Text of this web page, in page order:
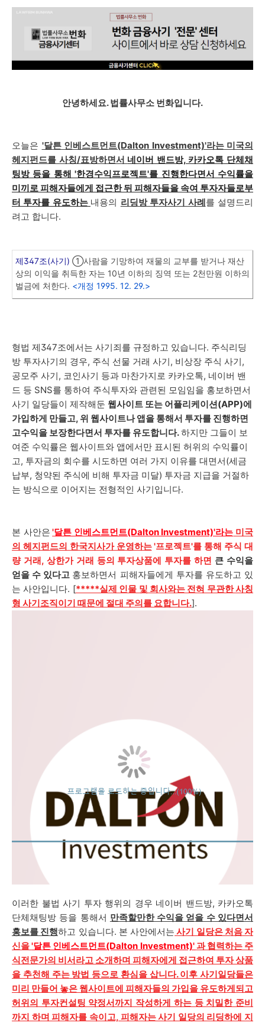
안녕하세요. 법률사무소 번화입니다.
오늘은 '달튼 인베스트먼트(Dalton Investment)'라는 미국의
헤지펀드를 사칭/표방하면서 네이버 밴드방, 카카오톡 단체채
팅방 등을 통해 '한경수익프로젝트'를 진행한다면서 수익률을
미끼로 피해자들에게 접근한 뒤 피해자들을 속여 투자자들로부
터 투자를 유도하는 내용의 리딩방 투자사기 사례를 설명드리
려고 합니다.
제347조(사기) ①사람을 기망하여 재물의 교부를 받거나 재산
상의 이익을 취득한 자는 10년 이하의 징역 또는 2천만원 이하의
벌금에 처한다. <개정 1995. 12. 29.>
형법 제347조에서는 사기죄를 규정하고 있습니다. 주식리딩
방 투자사기의 경우, 주식 선물 거래 사기, 비상장 주식 사기,
공모주 사기, 코인사기 등과 마찬가지로 카카오톡, 네이버 밴
드 등 SNS를 통하여 주식투자와 관련된 모임임을 홍보하면서
사기 일당들이 제작해둔 웹사이트 또는 어플리케이션(APP)에
가입하게 만들고, 위 웹사이트나 앱을 통해서 투자를 진행하면
고수익을 보장한다면서 투자를 유도합니다.하지만 그들이 보
여준 수익률은 웹사이트와 앱에서만 표시된 허위의 수익률이
고, 투자금의 회수를 시도하면 여러 가지 이유를 대면서(세금
납부, 청약된 주식에 비해 투자금 미달) 투자금 지급을 거절하
는 방식으로 이어지는 전형적인 사기입니다.
본 사안은 '달튼 인베스트먼트(Dalton Investment)'라는 미국
의 헤지펀드의 한국지사가 운영하는'프로젝트'를 통해 주식 대
량 거래, 상한가 거래 등의 투자상품에 투자를 하면 큰 수익을
얻을 수 있다고 홍보하면서 피해자들에게 투자를 유도하고 있
는 사안입니다. [*****실제 인물 및 회사와는 전혀 무관한 사칭
형 사기조직이기 때문에 절대 주의를 요합니다.].
이러한 불법 사기 투자 행위의 경우 네이버 밴드방, 카카오톡
단체채팅방 등을 통해서 만족할만한 수익을 얻을 수 있다면서
홍보를 진행하고 있습니다. 본 사안에서는 사기 일당은 처음 자
신을'달튼 인베스트먼트(Dalton Investment)'과 협력하는 주
식전문가의 비서라고 소개하며 피해자에게 접근하여 투자 상품
을 추천해 주는 방법 등으로 환심을 삽니다. 이후 사기일당들은
미리 만들어 놓은 웹사이트에 피해자들의 가입을 유도하게되고
허위의 투자컨설팅 약정서까지 작성하게 하는 등 치밀한 준비
까지 하며 피해자를 속이고, 피해자는 사기 일당의 리딩하에 지